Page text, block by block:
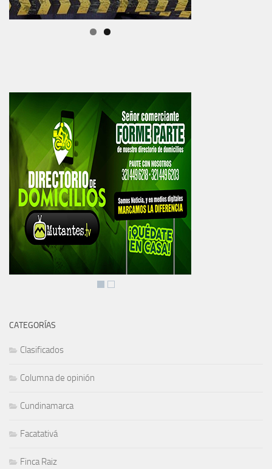
CATEGORÍAS
Clasificados
Columna de opinión
Cundinamarca
Facatativá
Finca Raiz